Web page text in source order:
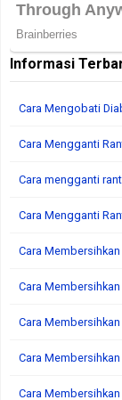
Informasi
Cara Mengobati
Cara Mengganti
Cara mengganti
Cara Mengganti
Cara
Cara
Cara
Cara
Cara